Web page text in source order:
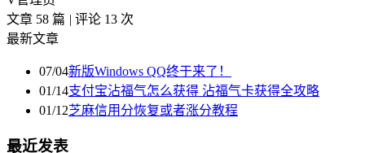
文章 58 篇 | 评论 13 次
最新文章
07/04新版Windows QQ终于来了！
01/14支付宝沾福气怎么获得 沾福气卡获得全攻略
01/12芝麻信用分恢复或者涨分教程
最近发表